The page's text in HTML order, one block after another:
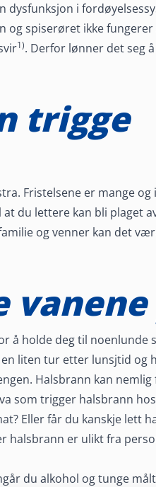
dysfunksjon i
spiserøret ikke
1). Derfor lønner det seg
trigge
Fristelsene er mange
du lettere kan bli plaget
og venner kan det
å holde deg til noenlunde
liten tur etter lunsjtid og
Halsbrann kan
som trigger halsbrann
Eller får du kanskje lett
halsbrann er ulikt fra
du alkohol og tunge